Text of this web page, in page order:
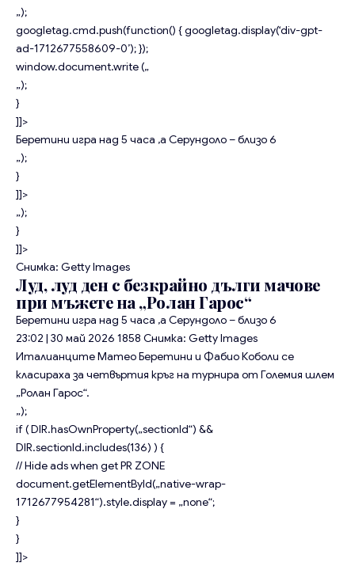
„);
googletag.cmd.push(function() { googletag.display(‘div-gpt-
ad-1712677558609-0’); });
window.document.write („
„);
}
]]>
Беретини игра над 5 часа ,а Серундоло – близо 6
„);
}
]]>
„);
}
]]>
Снимка: Getty Images
Луд, луд ден с безкрайно дълги мачове
при мъжете на „Ролан Гарос“
Беретини игра над 5 часа ,а Серундоло – близо 6
23:02 | 30 май 2026 1858 Снимка: Getty Images
Италианците Матео Беретини и Фабио Коболи се
класираха за четвъртия кръг на турнира от Големия шлем
„Ролан Гарос“.
„);
if ( DIR.hasOwnProperty(„sectionId“) &&
DIR.sectionId.includes(136) ) {
// Hide ads when get PR ZONE
document.getElementById(„native-wrap-
1712677954281“).style.display = „none“;
}
}
]]>